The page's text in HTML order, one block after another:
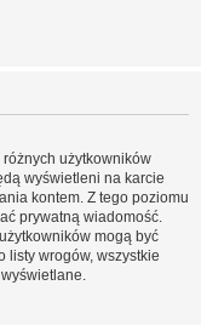
użytkowników
wyświetleni na karcie
kontem. Z tego poziomu
prywatną wiadomość.
mogą być
listy wrogów, wszystkie